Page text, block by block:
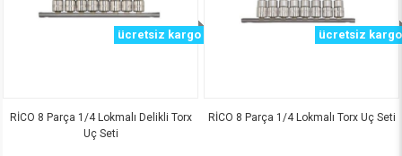
RİCO 8 Parça 1/4 Lokmalı Delikli Torx
Uç Seti
ücretsiz kargo
RİCO 8 Parça 1/4 Lokmalı Torx Uç Seti
ücretsiz kargo